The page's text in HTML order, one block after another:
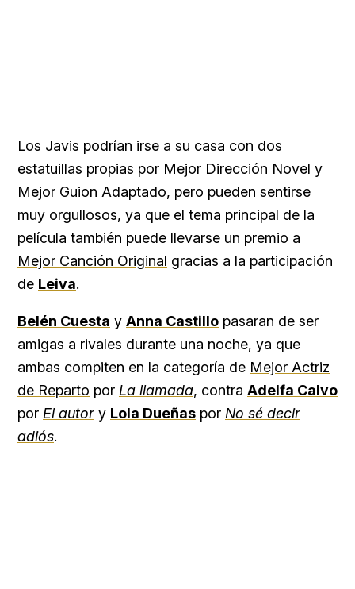
Los Javis podrían irse a su casa con dos
estatuillas propias por Mejor Dirección Novel y
Mejor Guion Adaptado, pero pueden sentirse
muy orgullosos, ya que el tema principal de la
película también puede llevarse un premio a
Mejor Canción Original gracias a la participación
de Leiva.
Belén Cuesta y Anna Castillo pasaran de ser
amigas a rivales durante una noche, ya que
ambas compiten en la categoría de Mejor Actriz
de Reparto por La llamada, contra Adelfa Calvo
por El autor y Lola Dueñas por No sé decir
adiós.